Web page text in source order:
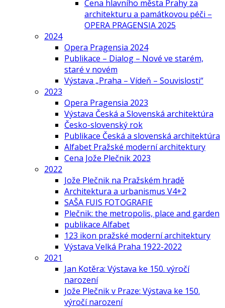
Cena hlavního města Prahy za
architekturu a památkovou péči –
OPERA PRAGENSIA 2025
2024
Opera Pragensia 2024
Publikace – Dialog – Nové ve starém,
staré v novém
Výstava „Praha – Vídeň – Souvislosti“
2023
Opera Pragensia 2023
Výstava Česká a Slovenská architektúra
Česko-slovenský rok
Publikace Česká a slovenská architektúra
Alfabet Pražské moderní architektury
Cena Jože Plečnik 2023
2022
Jože Plečnik na Pražském hradě
Architektura a urbanismus V4+2
SAŠA FUIS FOTOGRAFIE
Plečnik: the metropolis, place and garden
publikace Alfabet
123 ikon pražské moderní architektury
Výstava Velká Praha 1922-2022
2021
Jan Kotěra: Výstava ke 150. výročí
narození
Jože Plečnik v Praze: Výstava ke 150.
výročí narození